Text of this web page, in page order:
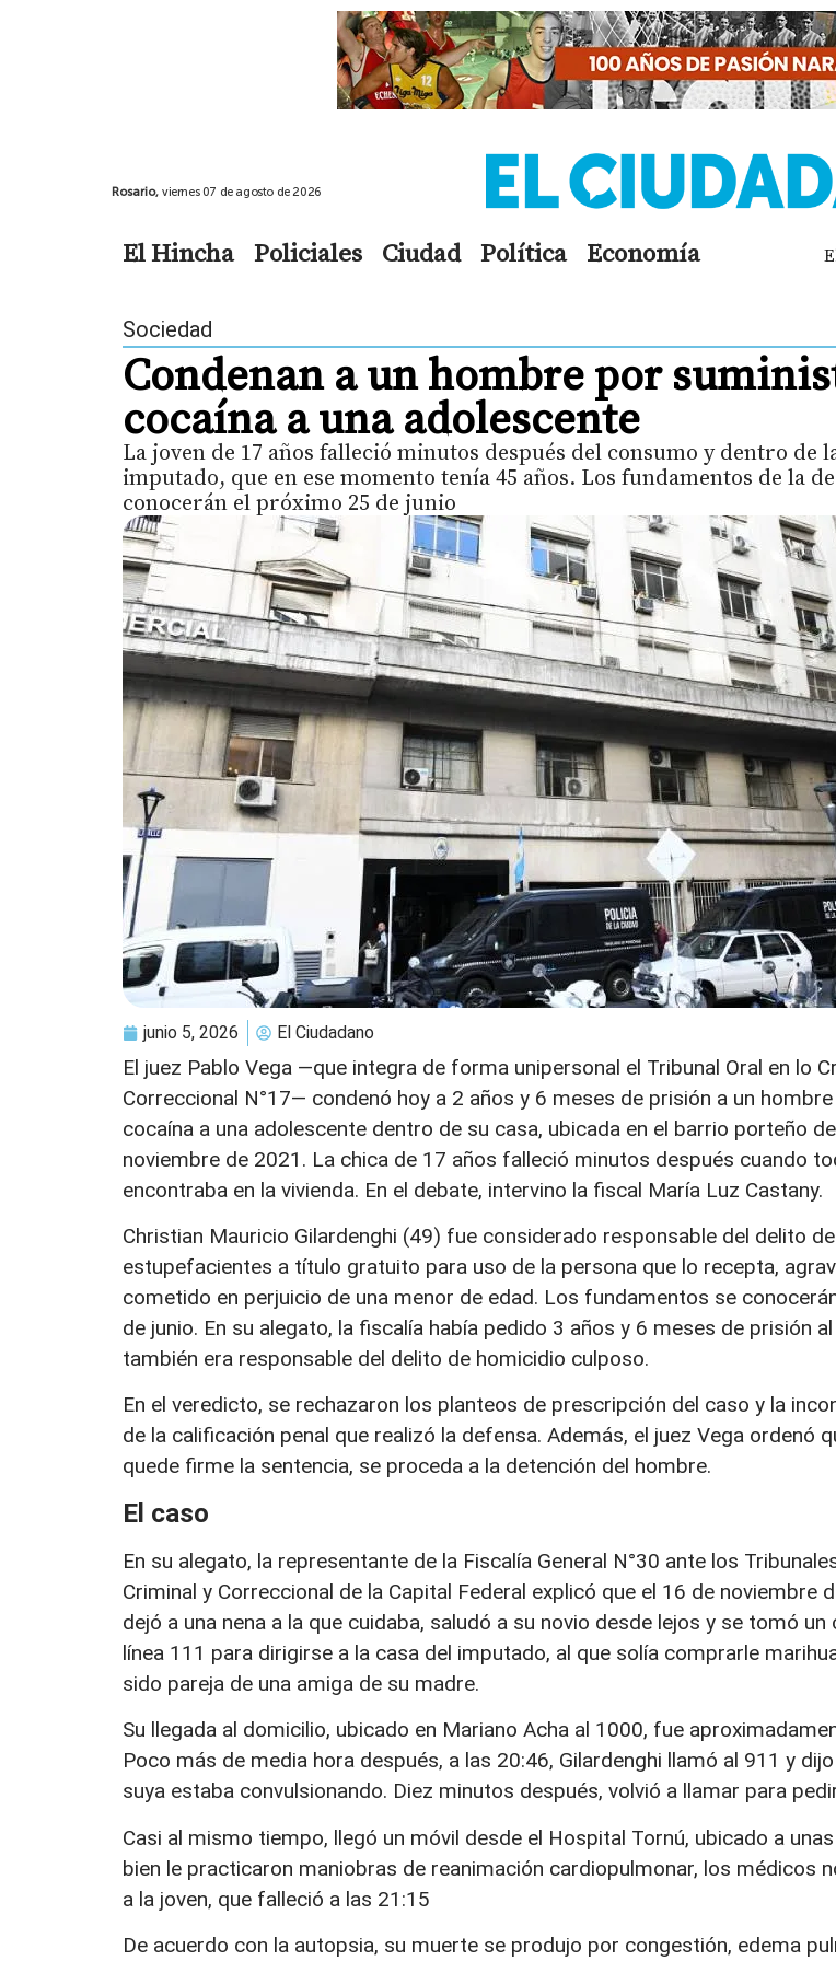
Rosario, viernes 07 de agosto de 2026
El Hincha Policiales Ciudad Política Economía
Sociedad
Condenan a un hombre por
cocaína a una adolescente
La joven de 17 años falleció minutos después del consumo y dentro de
imputado, que en ese momento tenía 45 años. Los fundamentos de la
conocerán el próximo 25 de junio
junio 5, 2026 El Ciudadano
El juez Pablo Vega —que integra de forma unipersonal el Tribunal Oral en lo
Correccional N°17— condenó hoy a 2 años y 6 meses de prisión a un
cocaína a una adolescente dentro de su casa, ubicada en el barrio porteño
noviembre de 2021. La chica de 17 años falleció minutos después cuando
encontraba en la vivienda. En el debate, intervino la fiscal María Luz Castany.
Christian Mauricio Gilardenghi (49) fue considerado responsable del delito
estupefacientes a título gratuito para uso de la persona que lo recepta,
cometido en perjuicio de una menor de edad. Los fundamentos se
de junio. En su alegato, la fiscalía había pedido 3 años y 6 meses de prisión
también era responsable del delito de homicidio culposo.
En el veredicto, se rechazaron los planteos de prescripción del caso y la
de la calificación penal que realizó la defensa. Además, el juez Vega ordenó
quede firme la sentencia, se proceda a la detención del hombre.
El caso
En su alegato, la representante de la Fiscalía General N°30 ante los
Criminal y Correccional de la Capital Federal explicó que el 16 de noviembre
dejó a una nena a la que cuidaba, saludó a su novio desde lejos y se tomó
línea 111 para dirigirse a la casa del imputado, al que solía comprarle
sido pareja de una amiga de su madre.
Su llegada al domicilio, ubicado en Mariano Acha al 1000, fue
Poco más de media hora después, a las 20:46, Gilardenghi llamó al 911 y
suya estaba convulsionando. Diez minutos después, volvió a llamar para
Casi al mismo tiempo, llegó un móvil desde el Hospital Tornú, ubicado a
bien le practicaron maniobras de reanimación cardiopulmonar, los médicos
a la joven, que falleció a las 21:15
De acuerdo con la autopsia, su muerte se produjo por congestión, edema